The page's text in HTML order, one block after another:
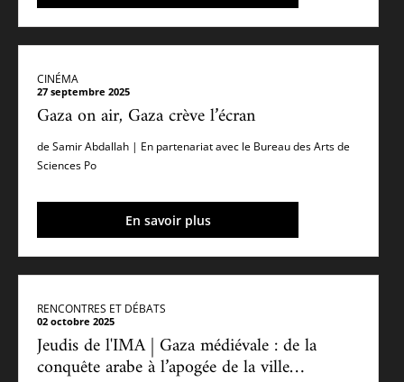
CINÉMA
27 septembre 2025
Gaza on air, Gaza crève l’écran
de Samir Abdallah | En partenariat avec le Bureau des Arts de
Sciences Po
En savoir plus
RENCONTRES ET DÉBATS
02 octobre 2025
Jeudis de l'IMA | Gaza médiévale : de la
conquête arabe à l’apogée de la ville